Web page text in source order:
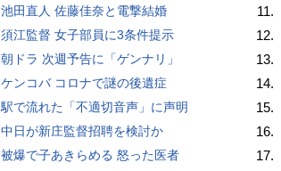
池田直人 佐藤佳奈と電撃結婚
須江監督 女子部員に3条件提示
朝ドラ 次週予告に「ゲンナリ」
ケンコバ コロナで謎の後遺症
駅で流れた「不適切音声」に声明
中日が新庄監督招聘を検討か
被爆で子あきらめる 怒った医者
11.
12.
13.
14.
15.
16.
17.